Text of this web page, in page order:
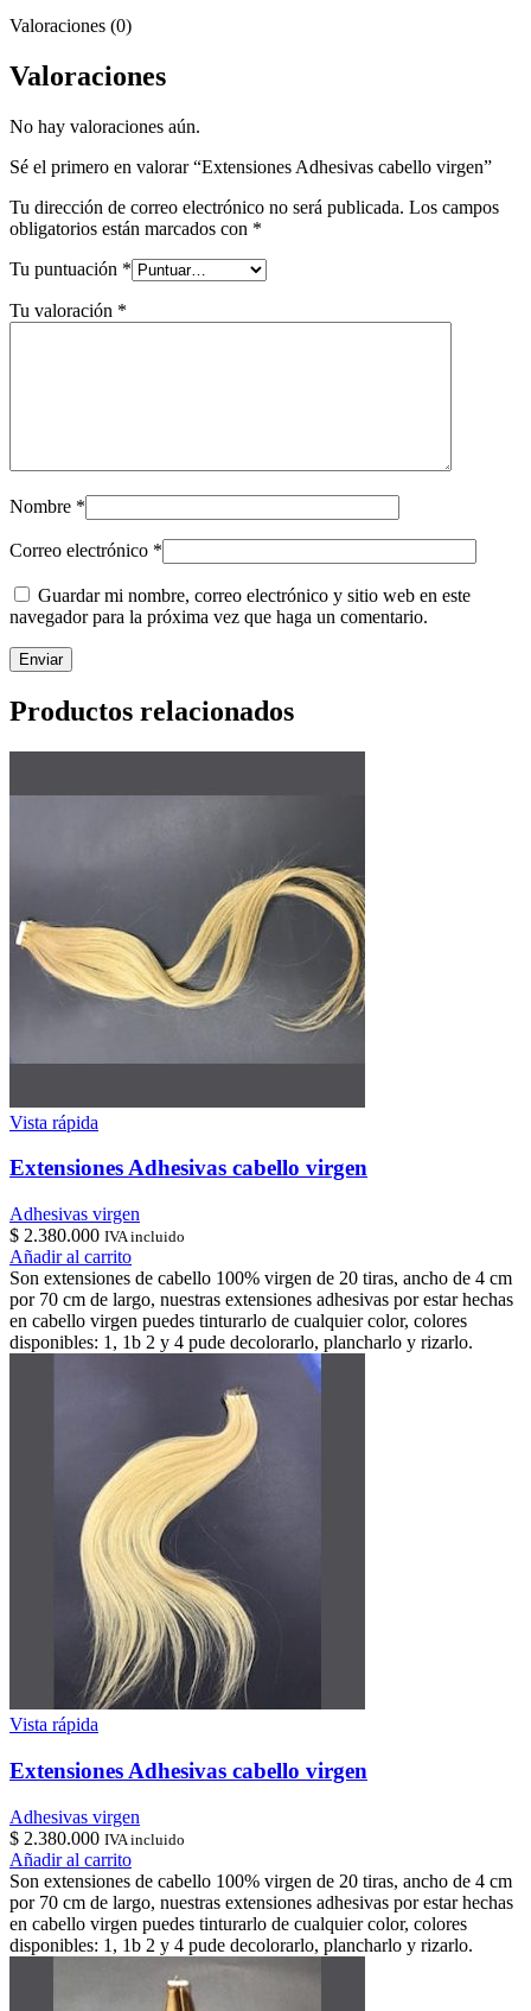
Valoraciones (0)
Valoraciones
No hay valoraciones aún.
Sé el primero en valorar “Extensiones Adhesivas cabello virgen”
Tu dirección de correo electrónico no será publicada. Los campos
obligatorios están marcados con *
Tu puntuación *
Tu valoración *
Nombre *
Correo electrónico *
Guardar mi nombre, correo electrónico y sitio web en este
navegador para la próxima vez que haga un comentario.
Productos relacionados
Vista rápida
Extensiones Adhesivas cabello virgen
Adhesivas virgen
$ 2.380.000 IVA incluido
Añadir al carrito
Son extensiones de cabello 100% virgen de 20 tiras, ancho de 4 cm
por 70 cm de largo, nuestras extensiones adhesivas por estar hechas
en cabello virgen puedes tinturarlo de cualquier color, colores
disponibles: 1, 1b 2 y 4 pude decolorarlo, plancharlo y rizarlo.
Vista rápida
Extensiones Adhesivas cabello virgen
Adhesivas virgen
$ 2.380.000 IVA incluido
Añadir al carrito
Son extensiones de cabello 100% virgen de 20 tiras, ancho de 4 cm
por 70 cm de largo, nuestras extensiones adhesivas por estar hechas
en cabello virgen puedes tinturarlo de cualquier color, colores
disponibles: 1, 1b 2 y 4 pude decolorarlo, plancharlo y rizarlo.